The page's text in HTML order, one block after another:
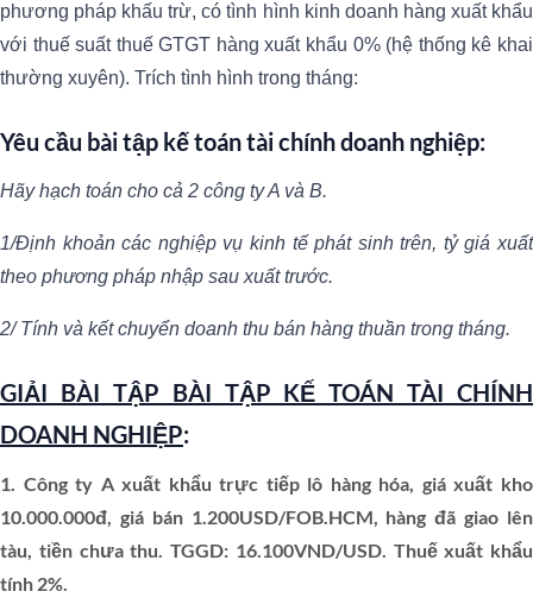
phương pháp khấu trừ, có tình hình kinh doanh hàng xuất khẩu
với thuế suất thuế GTGT hàng xuất khẩu 0% (hệ thống kê khai
thường xuyên). Trích tình hình trong tháng:
Yêu cầu bài tập kế toán tài chính doanh nghiệp:
Hãy hạch toán cho cả 2 công ty A và B.
1/Định khoản các nghiệp vụ kinh tếphát sinh trên, tỷgiá xuất
theo phương pháp nhập sau xuất trước.
2/ Tính và kết chuyển doanh thu bán hàng thuần trong tháng.
GIẢI BÀI TẬP BÀI TẬP KẾ TOÁN TÀI CHÍNH
DOANH NGHIỆP:
1. Công ty A xuất khẩu trực tiếp lô hàng hóa, giá xuất kho
10.000.000đ, giá bán 1.200USD/FOB.HCM, hàng đã giao lên
tàu, tiền chưa thu. TGGD: 16.100VND/USD. Thuế xuất khẩu
tính 2%.